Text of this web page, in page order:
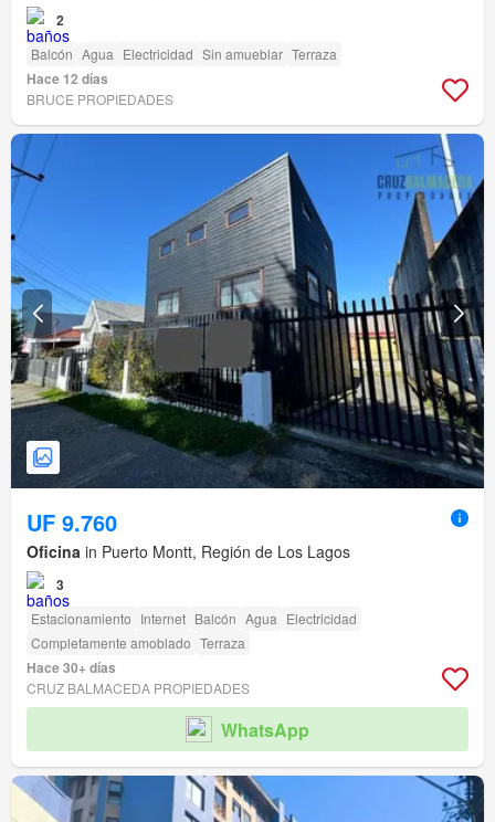
2
Balcón Agua Electricidad Sin amueblar Terraza
Hace 12 días
BRUCE PROPIEDADES
UF 9.760
Oficina in Puerto Montt, Región de Los Lagos
3
Estacionamiento Internet Balcón Agua Electricidad
Completamente amoblado Terraza
Hace 30+ días
CRUZ BALMACEDA PROPIEDADES
WhatsApp